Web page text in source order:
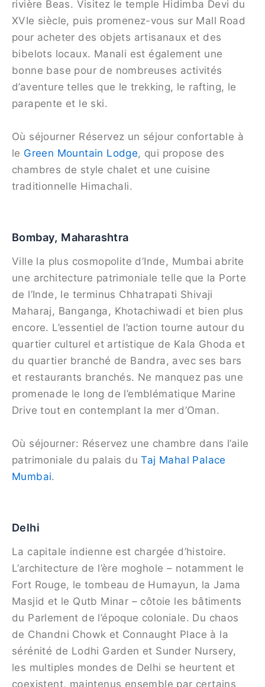
rivière Beas. Visitez le temple Hidimba Devi du
XVIe siècle, puis promenez-vous sur Mall Road
pour acheter des objets artisanaux et des
bibelots locaux. Manali est également une
bonne base pour de nombreuses activités
d’aventure telles que le trekking, le rafting, le
parapente et le ski.
Où séjourner Réservez un séjour confortable à
le Green Mountain Lodge, qui propose des
chambres de style chalet et une cuisine
traditionnelle Himachali.
Bombay, Maharashtra
Ville la plus cosmopolite d’Inde, Mumbai abrite
une architecture patrimoniale telle que la Porte
de l’Inde, le terminus Chhatrapati Shivaji
Maharaj, Banganga, Khotachiwadi et bien plus
encore. L’essentiel de l’action tourne autour du
quartier culturel et artistique de Kala Ghoda et
du quartier branché de Bandra, avec ses bars
et restaurants branchés. Ne manquez pas une
promenade le long de l’emblématique Marine
Drive tout en contemplant la mer d’Oman.
Où séjourner: Réservez une chambre dans l’aile
patrimoniale du palais duTaj Mahal Palace
Mumbai.
Delhi
La capitale indienne est chargée d’histoire.
L’architecture de l’ère moghole – notamment le
Fort Rouge, le tombeau de Humayun, la Jama
Masjid et le Qutb Minar – côtoie les bâtiments
du Parlement de l’époque coloniale. Du chaos
de Chandni Chowk et Connaught Place à la
sérénité de Lodhi Garden et Sunder Nursery,
les multiples mondes de Delhi se heurtent et
coexistent, maintenus ensemble par certains